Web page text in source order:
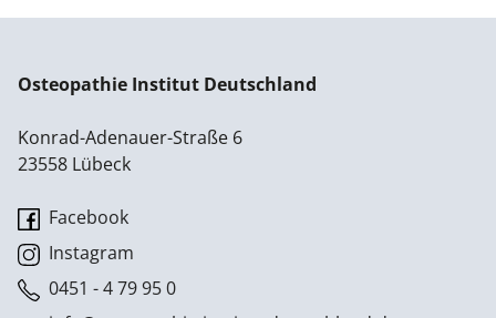
Osteopathie Institut Deutschland
Konrad-Adenauer-Straße 6
23558 Lübeck
Facebook
Instagram
0451 - 4 79 95 0